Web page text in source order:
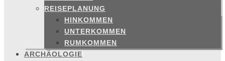
REISEPLANUNG
HINKOMMEN
UNTERKOMMEN
RUMKOMMEN
ARCHÄOLOGIE